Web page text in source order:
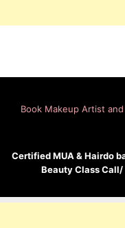
Book Makeup Artist
Certified MUA & Hairdo
Beauty Class